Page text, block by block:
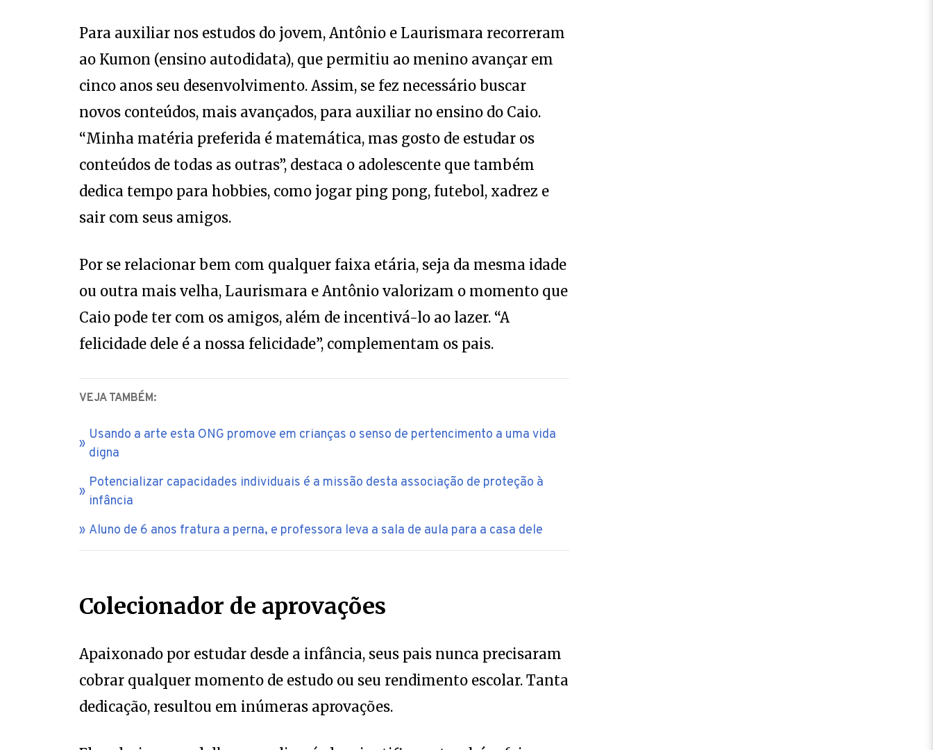
ao Kumon (ensino autodidata), que permitiu ao menino avançar em
cinco anos seu desenvolvimento. Assim, se fez necessário buscar
novos conteúdos, mais avançados, para auxiliar no ensino do Caio.
“Minha matéria preferida é matemática, mas gosto de estudar os
conteúdos de todas as outras”, destaca o adolescente que também
dedica tempo para hobbies, como jogar ping pong, futebol, xadrez e
sair com seus amigos.
ou outra mais velha, Laurismara e Antônio valorizam o momento que
Caio pode ter com os amigos, além de incentivá-lo ao lazer. “A
felicidade dele é a nossa felicidade”, complementam os pais.
digna
infância
Colecionador de aprovações
cobrar qualquer momento de estudo ou seu rendimento escolar. Tanta
dedicação, resultou em inúmeras aprovações.